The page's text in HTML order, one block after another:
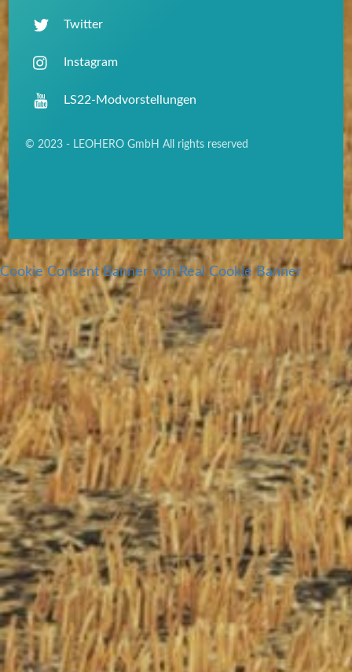
Twitter
Instagram
LS22-Modvorstellungen
© 2023 - LEOHERO GmbH All rights reserved
Cookie Consent Banner von Real Cookie Banner